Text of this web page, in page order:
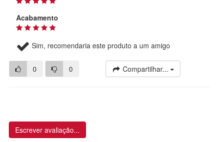
Acabamento
Sim, recomendaria este produto a um amigo
0 0 Compartilhar...
Escrever avaliação...